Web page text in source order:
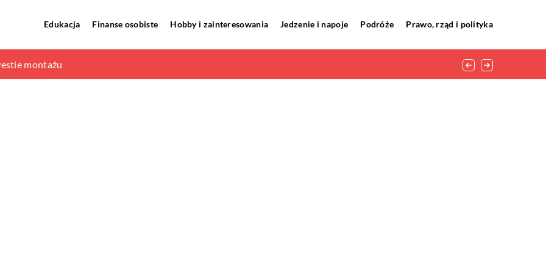
Edukacja Finanse osobiste Hobby i zainteresowania Jedzenie i napoje Podróże Prawo, rząd i polityka
w sklepie stacjonarnym?
montażu